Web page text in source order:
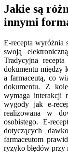
Jakie są
innymi
E-recepta wyróżnia
swoją
Tradycyjna
dokumentu między
a farmaceutą, co
dokumentu. Z
wymaga interakcji
wygody jak e-
realizowana w
osobistego. E-
dotyczących
farmaceutom
ryzyko błędów przy